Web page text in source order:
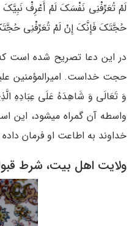
لَمْ تُعَرِّفْنِی نَفْسَکَ لَمْ أَعْرِفْ
حُجَّتَکَ فَإِنَّکَ إِنْ لَمْ تُعَرِّفْنِی
در این دعا تصریح شده است
حجت خداست. امیرالمؤمنین
وَ تَعَالَى وَ شَاهِدَهُ عَلَى عِبَادِهِ
واسطه‏ آن گمراه می‏شود، این
خداوند به اطاعت او فرمان
ولایت اهل بیت، شرط